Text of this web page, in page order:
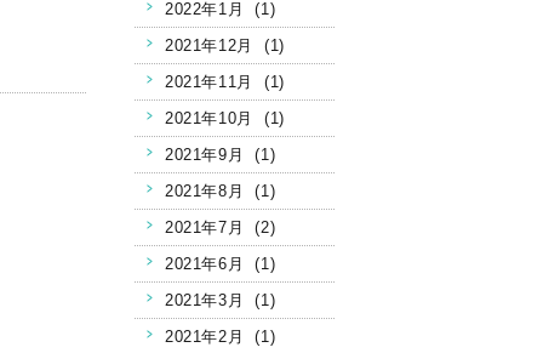
2022年1月 (1)
2021年12月 (1)
2021年11月 (1)
2021年10月 (1)
2021年9月 (1)
2021年8月 (1)
2021年7月 (2)
2021年6月 (1)
2021年3月 (1)
2021年2月 (1)